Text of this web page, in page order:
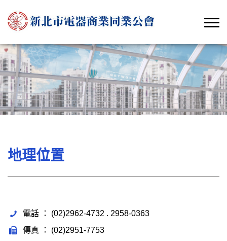
地理位置
電話 ： (02)2962-4732 . 2958-0363
傳真 ： (02)2951-7753